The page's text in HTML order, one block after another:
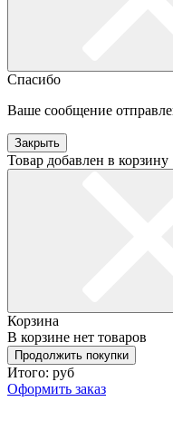
Спасибо
Ваше сообщение
Закрыть
Товар добавлен в корзину
Корзина
В корзине нет товаров
Продолжить покупки
Итого: руб
Оформить заказ